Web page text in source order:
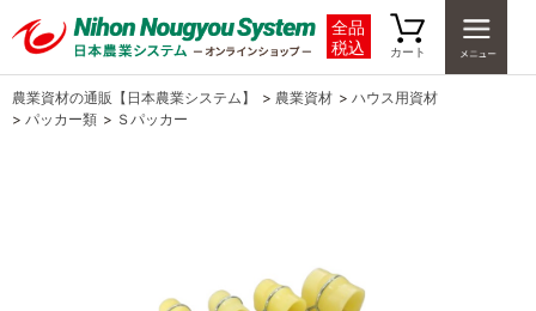
全品
税込
カート
農業資材の通販【日本農業システム】 > 農業資材 > ハウス用資材
> パッカー類 > Ｓパッカー